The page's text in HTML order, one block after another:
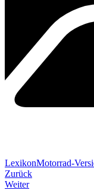
LexikonMotorrad-
Zurück
Weiter